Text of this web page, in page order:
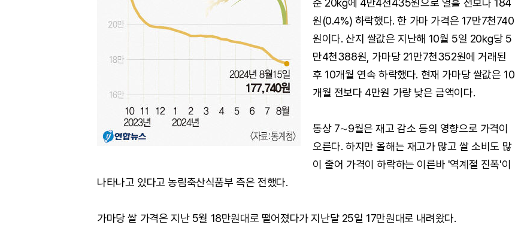
준 20㎏에 4만4천435원으로 열흘 전보다 184
원(0.4%) 하락했다. 한 가마 가격은 17만7천740
원이다. 산지 쌀값은 지난해 10월 5일 20㎏당 5
만4천388원, 가마당 21만7천352원에 거래된
후 10개월 연속 하락했다. 현재 가마당 쌀값은 10
개월 전보다 4만원 가량 낮은 금액이다.
통상 7∼9월은 재고 감소 등의 영향으로 가격이
오른다. 하지만 올해는 재고가 많고 쌀 소비도 많
이 줄어 가격이 하락하는 이른바 '역계절 진폭'이
나타나고 있다고 농림축산식품부 측은 전했다.
가마당 쌀 가격은 지난 5월 18만원대로 떨어졌다가 지난달 25일 17만원대로 내려왔다.